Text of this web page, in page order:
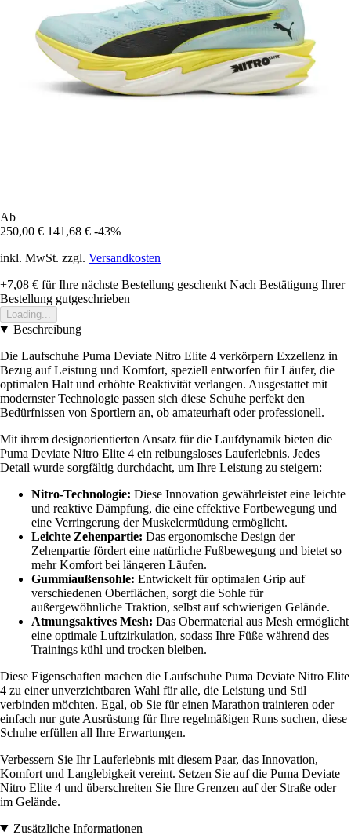
Ab
250,00 € 141,68 € -43%
inkl. MwSt. zzgl. Versandkosten
+7,08 € für Ihre nächste Bestellung geschenkt Nach Bestätigung Ihrer
Bestellung gutgeschrieben
Loading...
Beschreibung
Die Laufschuhe Puma Deviate Nitro Elite 4 verkörpern Exzellenz in
Bezug auf Leistung und Komfort, speziell entworfen für Läufer, die
optimalen Halt und erhöhte Reaktivität verlangen. Ausgestattet mit
modernster Technologie passen sich diese Schuhe perfekt den
Bedürfnissen von Sportlern an, ob amateurhaft oder professionell.
Mit ihrem designorientierten Ansatz für die Laufdynamik bieten die
Puma Deviate Nitro Elite 4 ein reibungsloses Lauferlebnis. Jedes
Detail wurde sorgfältig durchdacht, um Ihre Leistung zu steigern:
Nitro-Technologie: Diese Innovation gewährleistet eine leichte
und reaktive Dämpfung, die eine effektive Fortbewegung und
eine Verringerung der Muskelermüdung ermöglicht.
Leichte Zehenpartie: Das ergonomische Design der
Zehenpartie fördert eine natürliche Fußbewegung und bietet so
mehr Komfort bei längeren Läufen.
Gummiaußensohle: Entwickelt für optimalen Grip auf
verschiedenen Oberflächen, sorgt die Sohle für
außergewöhnliche Traktion, selbst auf schwierigen Gelände.
Atmungsaktives Mesh: Das Obermaterial aus Mesh ermöglicht
eine optimale Luftzirkulation, sodass Ihre Füße während des
Trainings kühl und trocken bleiben.
Diese Eigenschaften machen die Laufschuhe Puma Deviate Nitro Elite
4 zu einer unverzichtbaren Wahl für alle, die Leistung und Stil
verbinden möchten. Egal, ob Sie für einen Marathon trainieren oder
einfach nur gute Ausrüstung für Ihre regelmäßigen Runs suchen, diese
Schuhe erfüllen all Ihre Erwartungen.
Verbessern Sie Ihr Lauferlebnis mit diesem Paar, das Innovation,
Komfort und Langlebigkeit vereint. Setzen Sie auf die Puma Deviate
Nitro Elite 4 und überschreiten Sie Ihre Grenzen auf der Straße oder
im Gelände.
Zusätzliche Informationen